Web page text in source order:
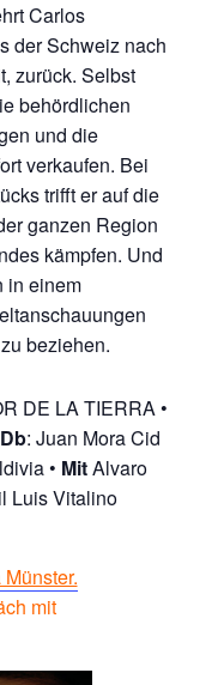
Carlos
der Schweiz nach
zurück. Selbst
behördlichen
und die
verkaufen. Bei
trifft er auf die
ganzen Region
kämpfen. Und
in einem
beziehen.
DE LA TIERRA •
Db: Juan Mora Cid
• MitAlvaro
Luis Vitalino
mit